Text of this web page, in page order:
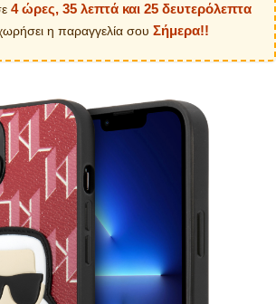
4 ώρες, 35 λεπτά και 24 δευτερόλεπτα
η παραγγελία σου Σήμερα!!